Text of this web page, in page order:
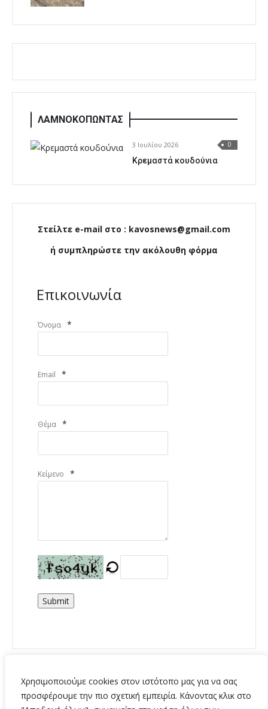
Χρησιμοποιούμε cookies στον ιστότοπο μας για να σας
προσφέρουμε την πιο σχετική εμπειρία. Κάνοντας κλικ στο
ΛΑΜΝΟΚΟΠΩΝΤΑΣ
3 Ιουλίου 2026 0
Κρεμαστά κουδούνια
Στείλτε e-mail στο : kavosnews@gmail.com
ή συμπληρώστε την ακόλουθη φόρμα
Επικοινωνία
Όνομα *
Email *
Θέμα *
Κείμενο *
Submit